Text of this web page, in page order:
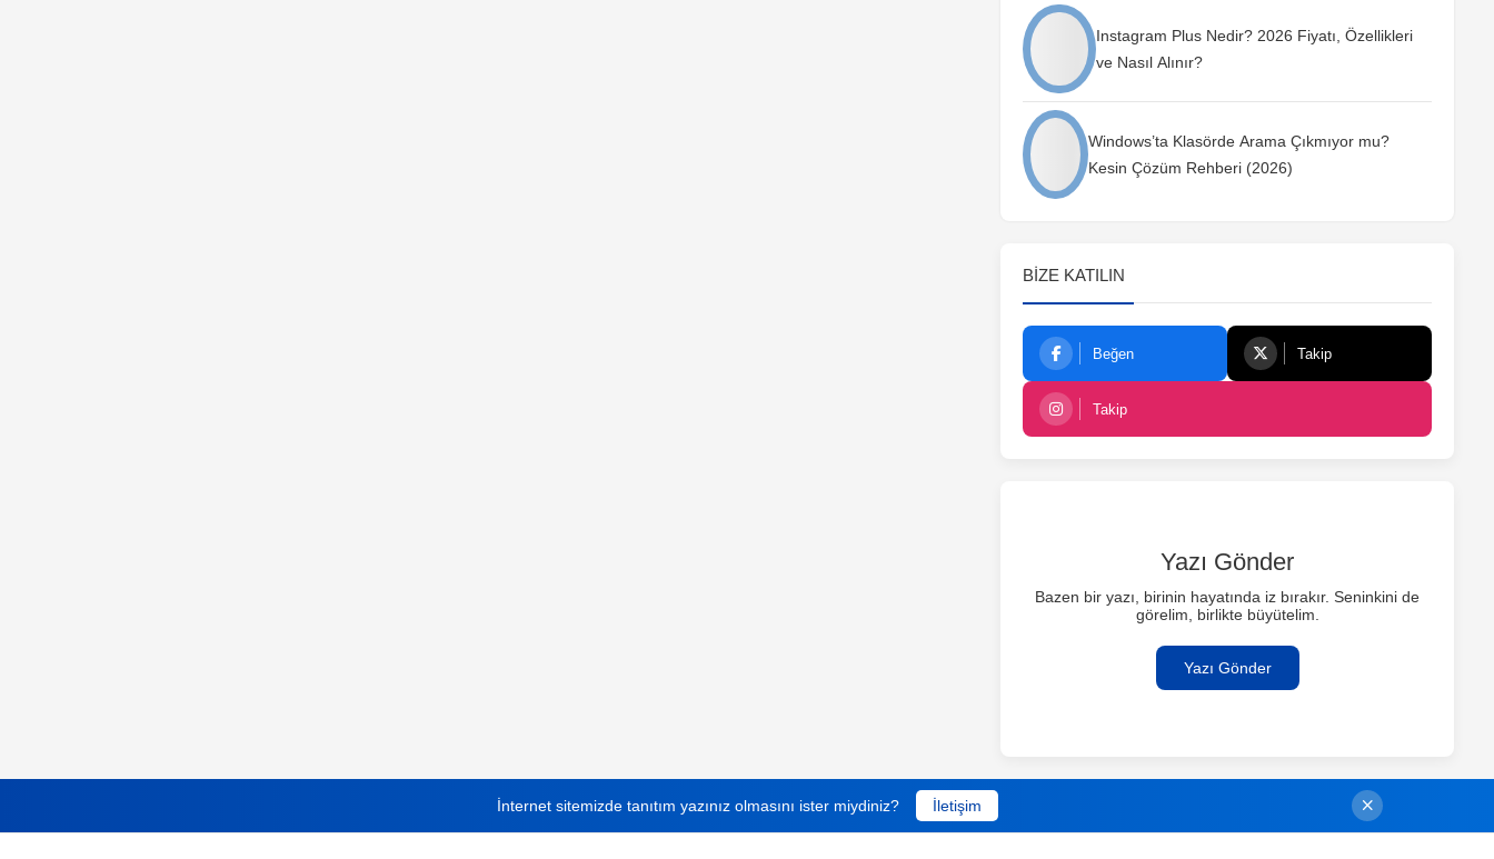
Instagram Plus Nedir? 2026 Fiyatı, Özellikleri
ve Nasıl Alınır?
Windows’ta Klasörde Arama Çıkmıyor mu?
Kesin Çözüm Rehberi (2026)
BIZE KATILIN
Beğen Takip
Takip
Yazı Gönder
Bazen bir yazı, birinin hayatında iz bırakır. Seninkini de
görelim, birlikte büyütelim.
Yazı Gönder
İnternet sitemizde tanıtım yazınız olmasını ister miydiniz? İletişim